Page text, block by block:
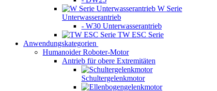
W Serie
Unterwasserantrieb
- W30 Unterwasserantrieb
TW ESC Serie
Anwendungskategorien
Humanoider Roboter-Motor
Antrieb für obere Extremitäten
Schultergelenkmotor